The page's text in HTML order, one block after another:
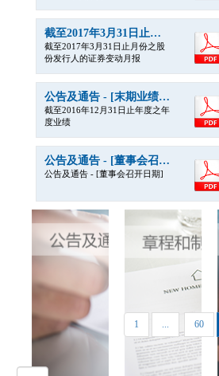
截至2017年3月31日止月份之股份发行人的证券变动月报
截至2017年3月31日止月份之股
份发行人的证券变动月报
公告及通告 - [末期业绩 / 暂停办理过户登记手续或更改暂停办理过户日期]
截至2016年12月31日止年度之年
度业绩
公告及通告 - [董事会召开日期]
公告及通告 - [董事会召开日期]
1 ... 60